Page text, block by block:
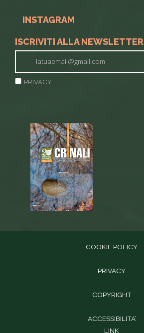
INSTAGRAM
ISCRIVITI ALLA NEWSLETTER
PRIVACY
COOKIE POLICY
PRIVACY
COPYRIGHT
ACCESSIBILITA’
LINK